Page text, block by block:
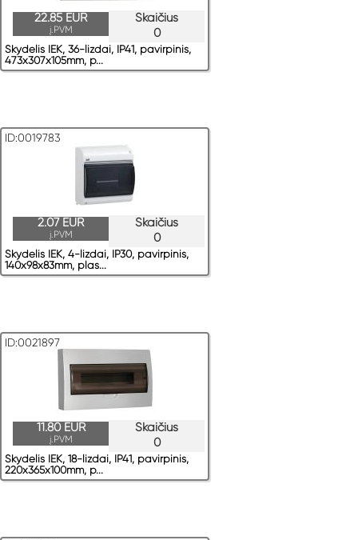
Skaičius
0
22.85 EUR
į.PVM
Skydelis IEK, 36-lizdai, IP41, pavirрinis,
473x307x105mm, p...
ID:0019783
Skaičius
0
2.07 EUR
į.PVM
Skydelis IEK, 4-lizdai, IP30, pavirрinis,
140x98x83mm, plas...
ID:0021897
Skaičius
0
11.80 EUR
į.PVM
Skydelis IEK, 18-lizdai, IP41, pavirрinis,
220x365x100mm, p...